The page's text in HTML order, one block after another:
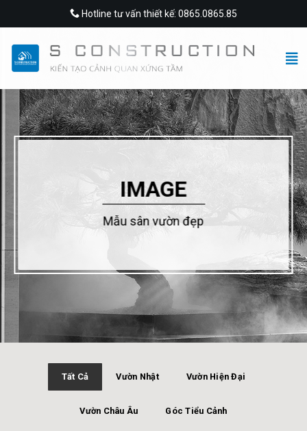
to
content
Hotline tư vấn thiết kế: 0865.0865.85
IMAGE
Mẫu sân vườn đẹp
Tất Cả Vườn Nhật Vườn Hiện Đại
Vườn Châu Âu Góc Tiểu Cảnh